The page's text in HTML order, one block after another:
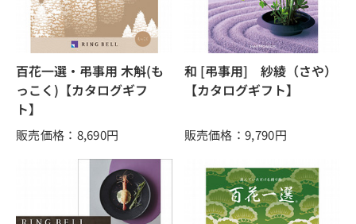
百花一選・弔事用 木斛(も
っこく)【カタログギフ
ト】
販売価格：8,690円
和 [弔事用] 紗綾（さや）
【カタログギフト】
販売価格：9,790円